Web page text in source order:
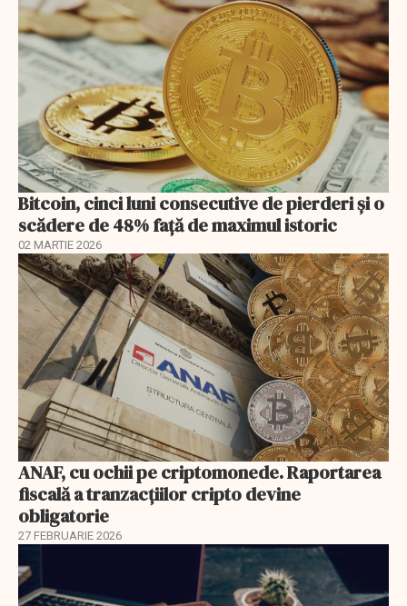
Bitcoin, cinci luni consecutive de pierderi şi o
scădere de 48% faţă de maximul istoric
02 MARTIE 2026
ANAF, cu ochii pe criptomonede. Raportarea
fiscală a tranzacțiilor cripto devine
obligatorie
27 FEBRUARIE 2026